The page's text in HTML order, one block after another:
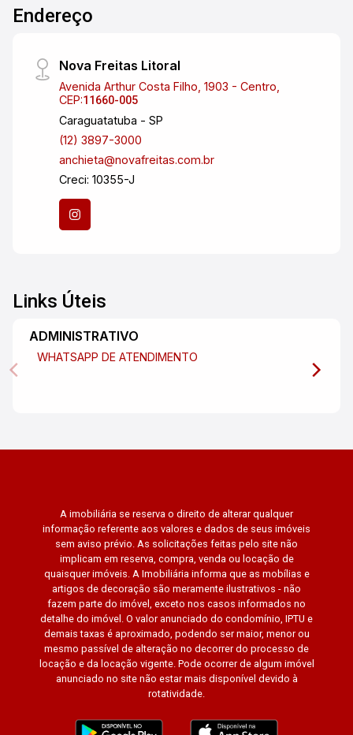
Endereço
Nova Freitas Litoral
Avenida Arthur Costa Filho, 1903 - Centro,
CEP:11660-005
Caraguatatuba - SP
(12) 3897-3000
anchieta@novafreitas.com.br
Creci: 10355-J
Links Úteis
ADMINISTRATIVO
WHATSAPP DE ATENDIMENTO
A imobiliária se reserva o direito de alterar qualquer
informação referente aos valores e dados de seus imóveis
sem aviso prévio. As solicitações feitas pelo site não
implicam em reserva, compra, venda ou locação de
quaisquer imóveis. A Imobiliária informa que as mobílias e
artigos de decoração são meramente ilustrativos - não
fazem parte do imóvel, exceto nos casos informados no
detalhe do imóvel. O valor anunciado do condomínio, IPTU e
demais taxas é aproximado, podendo ser maior, menor ou
mesmo passível de alteração no decorrer do processo de
locação e da locação vigente. Pode ocorrer de algum imóvel
anunciado no site não estar mais disponível devido à
rotatividade.